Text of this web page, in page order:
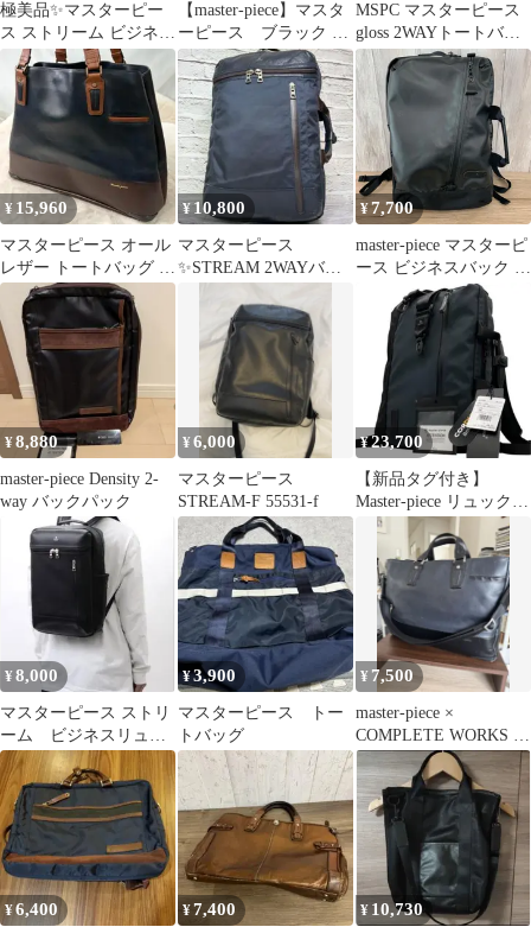
極美品✨マスターピー
ス ストリーム ビジネス
リュック バックパック
ネイビー
【master-piece】マスタ
ーピース ブラック ナ
イロン ビジネスバッグ
MSPC マスターピース
gloss 2WAYトートバッ
グ ブラック
¥ 15,960
マスターピース オール
レザー トートバッグ ブ
ラック×ブラウン 日本
¥ 10,800
マスターピース
✨STREAM 2WAYバッ
ナイロン
¥7,700
master-piece マスターピ
ース ビジネスバック リ
ュック 2WAY 55548 ブ
ラック 平塚店 衣料品
¥8,880
master-piece Density 2-
way バックパック
¥6,000
マスターピース
STREAM-F 55531-f
¥23,700
【新品タグ付き】
Master-piece リュック
バックパック 3way 防
¥8,000
マスターピース ストリ
ーム ビジネスリュッ
ク
¥3,900
マスターピース トー
トバッグ
¥ 7,500
master-piece ×
COMPLETE WORKS レ
ザー トートバッグ
¥6,400 ¥7,400 ¥ 10,730